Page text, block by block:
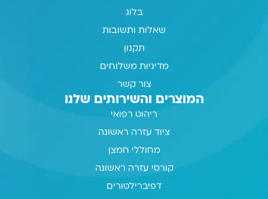
בלוג
שאלות ותשובות
תקנון
מדיניות משלוחים
צור קשר
המוצרים והשירותים שלנו
ריהוט רפואי
ציוד עזרה ראשונה
מחוללי חמצן
קורסי עזרה ראשונה
דפיברילטורים